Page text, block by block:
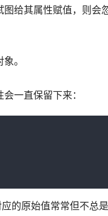
给其属性赋值，则
。
一直保留下来：
的原始值常常但不